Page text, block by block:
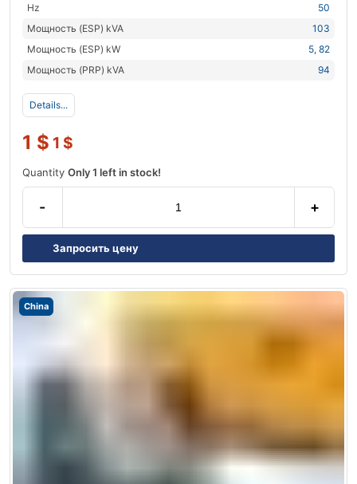
Hz
50
Мощность (ESP) kVA
103
Мощность (ESP) kW
5, 82
Мощность (PRP) kVA
94
Details...
1 $ 1 $
Quantity Only 1 left in stock!
- +
Запросить цену
China